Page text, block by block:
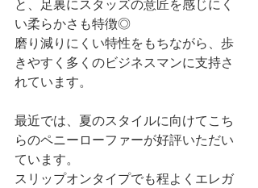
と、足裏にスタッズの意匠を感じにく
い柔らかさも特徴◎
磨り減りにくい特性をもちながら、歩
きやすく多くのビジネスマンに支持さ
れています。
最近では、夏のスタイルに向けてこち
らのペニーローファーが好評いただい
ています。
スリップオンタイプでも程よくエレガ